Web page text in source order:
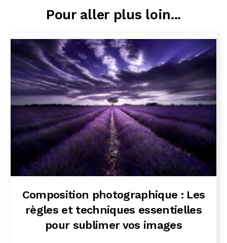
Pour aller plus loin...
Composition photographique : Les
règles et techniques essentielles
pour sublimer vos images